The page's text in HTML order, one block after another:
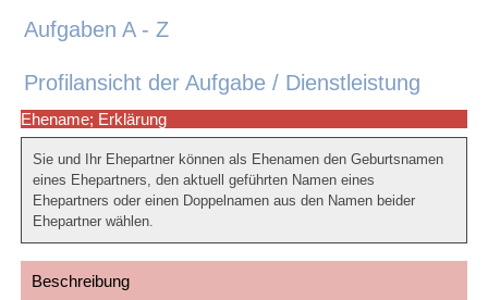
Aufgaben A - Z
Profilansicht der Aufgabe / Dienstleistung
Ehename; Erklärung
Sie und Ihr Ehepartner können als Ehenamen den Geburtsnamen
eines Ehepartners, den aktuell geführten Namen eines
Ehepartners oder einen Doppelnamen aus den Namen beider
Ehepartner wählen.
Beschreibung